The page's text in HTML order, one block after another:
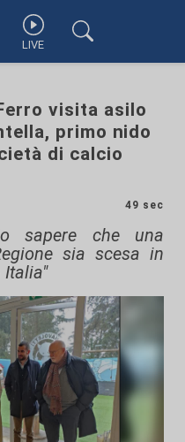
LIVE
visita asilo
primo nido
di calcio
49 sec
sapere che una
sia scesa in
Italia"